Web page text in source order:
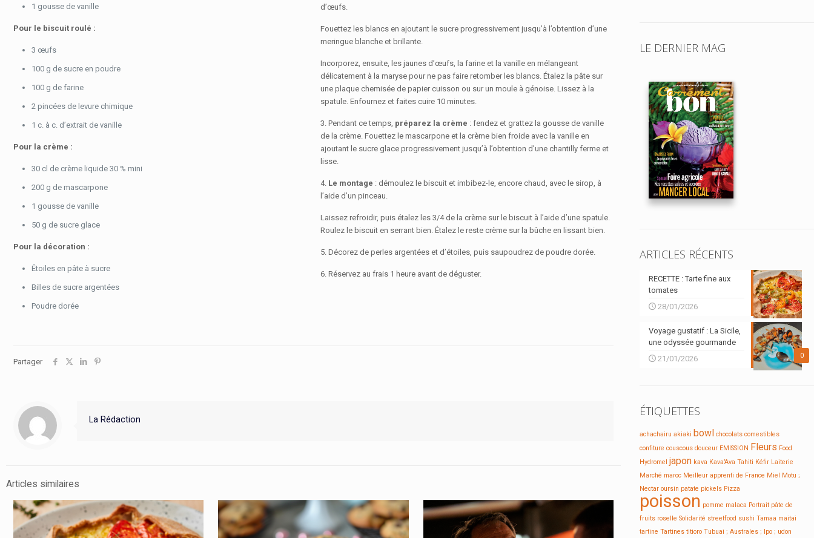
1 gousse de vanille
Pour le biscuit roulé :
3 œufs
100 g de sucre en poudre
100 g de farine
2 pincées de levure chimique
1 c. à c. d’extrait de vanille
Pour la crème :
30 cl de crème liquide 30 % mini
200 g de mascarpone
1 gousse de vanille
50 g de sucre glace
Pour la décoration :
Étoiles en pâte à sucre
Billes de sucre argentées
Poudre dorée
d’œufs.
Fouettez les blancs en ajoutant le sucre progressivement jusqu’à l’obtention d’une
meringue blanche et brillante.
Incorporez, ensuite, les jaunes d’œufs, la farine et la vanille en mélangeant
délicatement à la maryse pour ne pas faire retomber les blancs. Étalez la pâte sur
une plaque chemisée de papier cuisson ou sur un moule à génoise. Lissez à la
spatule. Enfournez et faites cuire 10 minutes.
3. Pendant ce temps, préparez la crème : fendez et grattez la gousse de vanille
de la crème. Fouettez le mascarpone et la crème bien froide avec la vanille en
ajoutant le sucre glace progressivement jusqu’à l’obtention d’une chantilly ferme et
lisse.
4. Le montage : démoulez le biscuit et imbibez-le, encore chaud, avec le sirop, à
l’aide d’un pinceau.
Laissez refroidir, puis étalez les 3/4 de la crème sur le biscuit à l’aide d’une spatule.
Roulez le biscuit en serrant bien. Étalez le reste crème sur la bûche en lissant bien.
5. Décorez de perles argentées et d’étoiles, puis saupoudrez de poudre dorée.
6. Réservez au frais 1 heure avant de déguster.
Partager
La Rédaction
Articles similaires
LE DERNIER MAG
ARTICLES RÉCENTS
RECETTE : Tarte fine aux
tomates
28/01/2026
0
Voyage gustatif : La Sicile,
une odyssée gourmande
21/01/2026
ÉTIQUETTES
achachairu akiaki bowl chocolats comestibles
confiture couscous douceur EMISSION Fleurs Food
Hydromel japon kava Kava’Ava Tahiti Kéfir Laiterie
Marché maroc Meilleur apprenti de France Miel
Motu ;
Nectar oursin patate pickels Pizza
poisson pomme malaca Portrait pâte de
fruits roselle Solidarité streetfood sushi Tamaa maitai
tartine Tartines titioro Tubuai ; Australes ; Ipo ; udon